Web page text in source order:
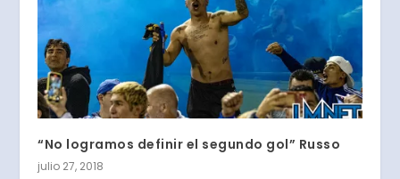
“No logramos definir el segundo gol” Russo
julio 27, 2018